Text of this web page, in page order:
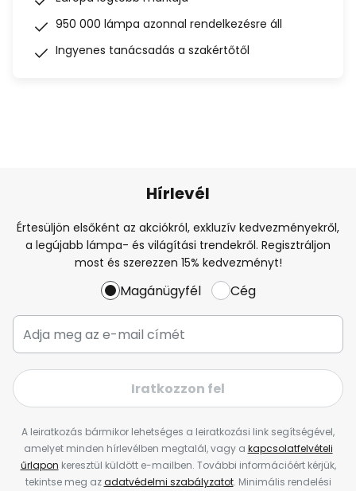
950 000 lámpa azonnal rendelkezésre áll
Ingyenes tanácsadás a szakértőtől
Hírlevél
Értesüljön elsőként az akciókról, exkluzív kedvezményekről,
a legújabb lámpa- és világítási trendekről. Regisztráljon
most és szerezzen 15% kedvezményt!
Magánügyfél Cég
Iratkozzon fel
A leiratkozás bármikor lehetséges a leiratkozási link segítségével,
amelyet minden hírlevélben megtalál, vagy a kapcsolatfelvételi
űrlapon keresztül küldött e-mailben. További információért kérjük,
tekintse meg azadatvédelmi szabályzatot. Minimális rendelési